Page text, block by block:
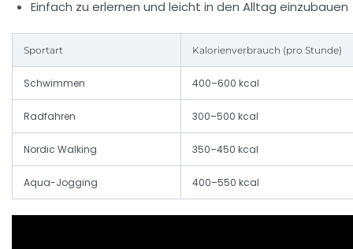
Einfach zu erlernen und leicht in den Alltag einzubauen
Sportart Kalorienverbrauch (pro Stunde)
Schwimmen 400–600 kcal
Radfahren 300–500 kcal
Nordic Walking 350–450 kcal
Aqua-Jogging 400–550 kcal